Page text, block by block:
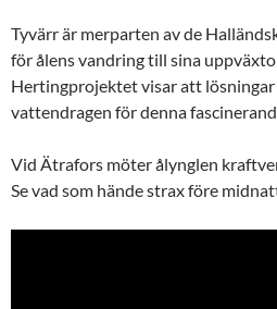
Tyvärr är merparten av de
för ålens vandring till sina
Hertingprojektet visar att
vattendragen för denna
Vid Ätrafors möter ålynglen
Se vad som hände strax före